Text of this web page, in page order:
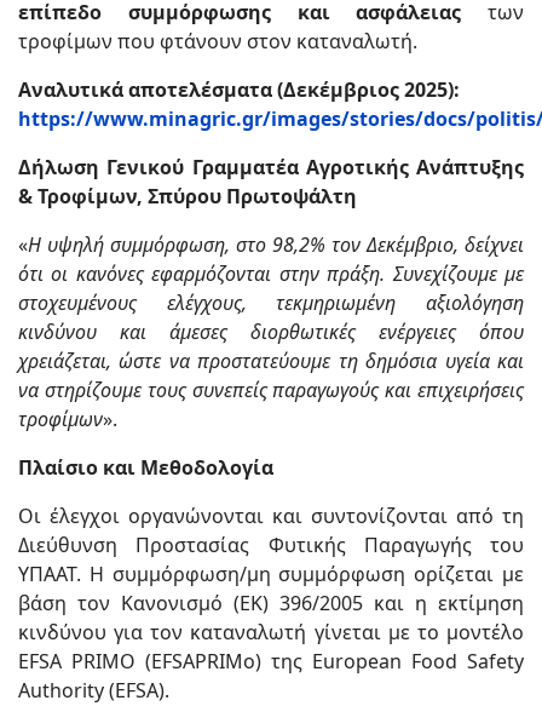
επίπεδο συμμόρφωσης και ασφάλειας των
τροφίμων που φτάνουν στον καταναλωτή.
Αναλυτικά αποτελέσματα (Δεκέμβριος 2025):
https://www.minagric.gr/images/stories/docs/politis/
Δήλωση Γενικού Γραμματέα Αγροτικής Ανάπτυξης
& Τροφίμων, Σπύρου Πρωτοψάλτη
«Η υψηλή συμμόρφωση, στο 98,2% τον Δεκέμβριο, δείχνει
ότι οι κανόνες εφαρμόζονται στην πράξη. Συνεχίζουμε με
στοχευμένους ελέγχους, τεκμηριωμένη αξιολόγηση
κινδύνου και άμεσες διορθωτικές ενέργειες όπου
χρειάζεται, ώστε να προστατεύουμε τη δημόσια υγεία και
να στηρίζουμε τους συνεπείς παραγωγούς και επιχειρήσεις
τροφίμων».
Πλαίσιο και Μεθοδολογία
Οι έλεγχοι οργανώνονται και συντονίζονται από τη
Διεύθυνση Προστασίας Φυτικής Παραγωγής του
ΥΠΑΑΤ. Η συμμόρφωση/μη συμμόρφωση ορίζεται με
βάση τον Κανονισμό (ΕΚ) 396/2005 και η εκτίμηση
κινδύνου για τον καταναλωτή γίνεται με το μοντέλο
EFSA PRIMO (EFSAPRIMo) της European Food Safety
Authority (EFSA).